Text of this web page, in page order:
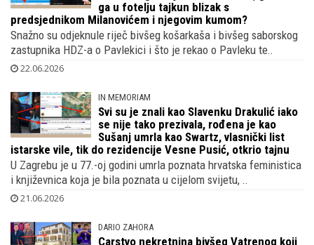
ŠUŠKA SE ŠUŠKA
Franjo Arapović treća opcija za
Matešinog nasljednika u HOO-u, gura li
ga u fotelju tajkun blizak s
predsjednikom Milanovićem i njegovim kumom?
Snažno su odjeknule riječ bivšeg košarkaša i bivšeg saborskog
zastupnika HDZ-a o Pavlekici i što je rekao o Pavleku te..
22.06.2026
IN MEMORIAM
Svi su je znali kao Slavenku Drakulić iako
se nije tako prezivala, rođena je kao
Sušanj umrla kao Swartz, vlasnički list
istarske vile, tik do rezidencije Vesne Pusić, otkrio tajnu
U Zagrebu je u 77.-oj godini umrla poznata hrvatska feministica
i književnica koja je bila poznata u cijelom svijetu, ..
21.06.2026